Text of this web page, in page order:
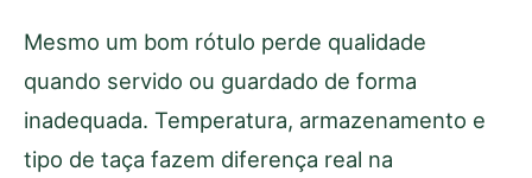
Mesmo um bom rótulo perde qualidade
quando servido ou guardado de forma
inadequada. Temperatura, armazenamento e
tipo de taça fazem diferença real na